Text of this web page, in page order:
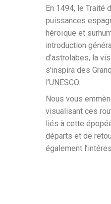
En 1494, le Traité
puissances
héroïque et
introduction
d’astrolabes, la
s’inspira des
l’UNESCO.
Nous vous
visualisant ces
liés à cette
départs et de
également